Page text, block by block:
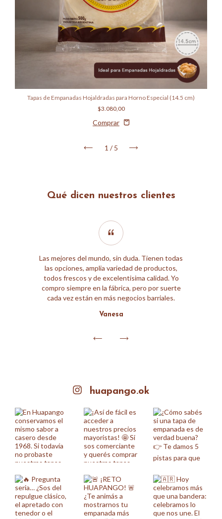
Tapas de Empanadas Hojaldradas para Horno Especial (14.5 cm)
$3.080,00
1 /5
Qué dicen nuestros clientes
Las mejores del mundo, sin duda. Tienen todas
las opciones, amplia variedad de productos,
todos frescos y de excelentisima calidad. Yo
compro siempre en la fábrica, pero por suerte
cada vez están en más negocios barriales.
Vanesa
huapango.ok